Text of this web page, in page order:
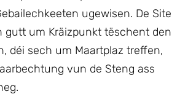
ugewisen. De Site
gutt um Kräizpunkt tëschent den
déi sech um Maartplaz treffen,
vun de Steng ass